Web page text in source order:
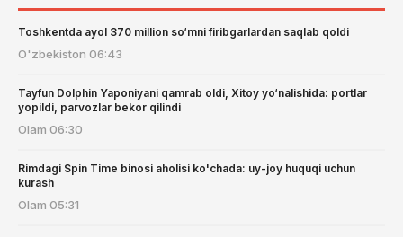
Toshkentda ayol 370 million so‘mni firibgarlardan saqlab qoldi
O'zbekiston 06:43
Tayfun Dolphin Yaponiyani qamrab oldi, Xitoy yo‘nalishida: portlar
yopildi, parvozlar bekor qilindi
Olam 06:30
Rimdagi Spin Time binosi aholisi ko'chada: uy-joy huquqi uchun
kurash
Olam 05:31